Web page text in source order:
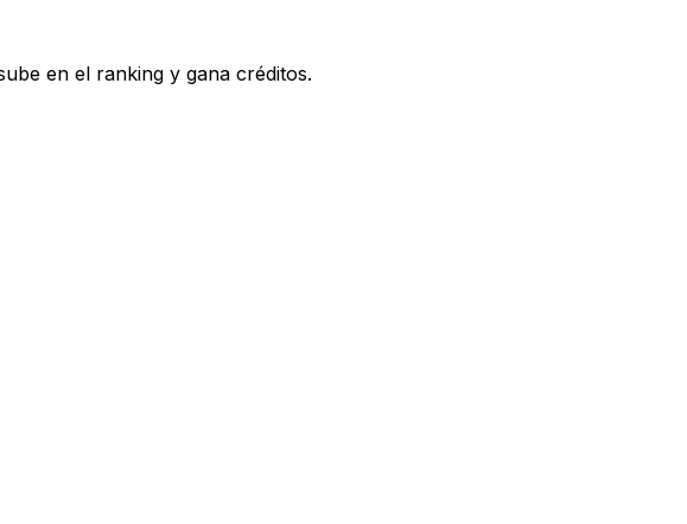
en el ranking y gana créditos.